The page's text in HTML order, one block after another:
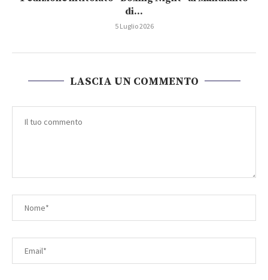
di...
5 Luglio 2026
LASCIA UN COMMENTO